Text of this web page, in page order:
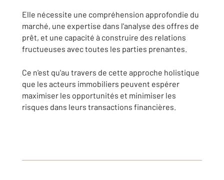
Elle nécessite une compréhension approfondie du
marché, une expertise dans l'analyse des offres de
prêt, et une capacité à construire des relations
fructueuses avec toutes les parties prenantes.
Ce n'est qu'au travers de cette approche holistique
que les acteurs immobiliers peuvent espérer
maximiser les opportunités et minimiser les
risques dans leurs transactions financières.